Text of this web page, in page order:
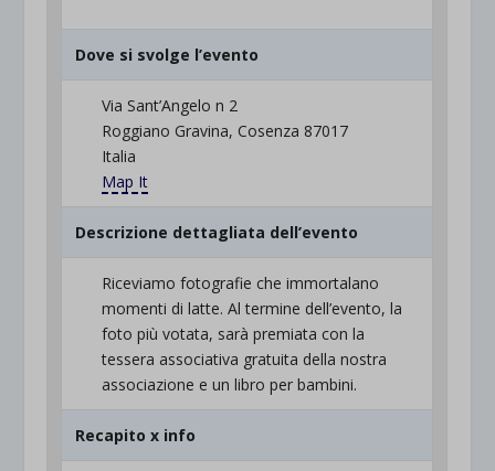
Dove si svolge l’evento
Via Sant’Angelo n 2
Roggiano Gravina, Cosenza 87017
Italia
Map It
Descrizione dettagliata dell’evento
Riceviamo fotografie che immortalano
momenti di latte. Al termine dell’evento, la
foto più votata, sarà premiata con la
tessera associativa gratuita della nostra
associazione e un libro per bambini.
Recapito x info